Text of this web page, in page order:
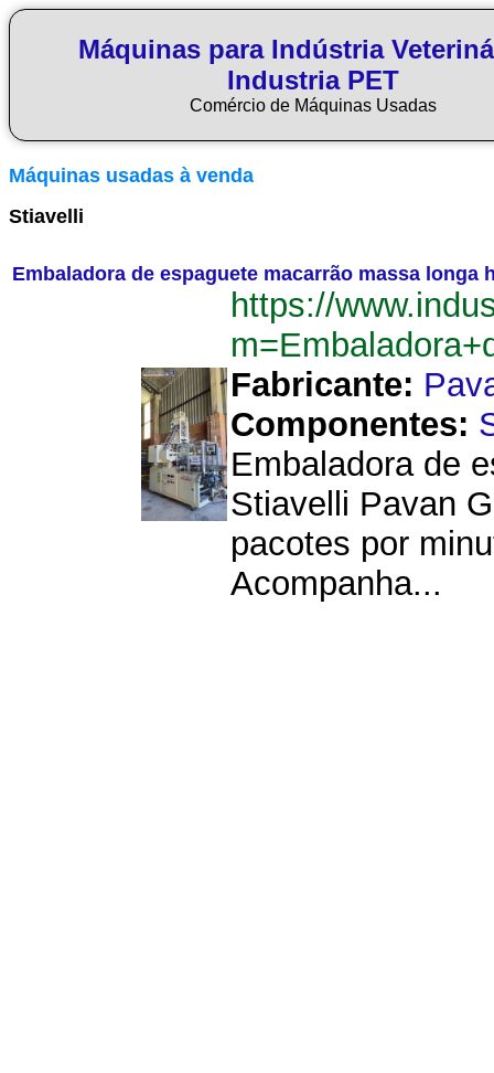
Máquinas para Indústria
Industria PET
Comércio de Máquinas Usadas
Máquinas usadas à venda
Stiavelli
Embaladora de espaguete macarrão massa longa
https://
Fabricante:
Componentes:
Embaladora de
Stiavelli Pavan
pacotes por
Acompanha...